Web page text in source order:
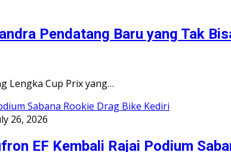
Pendatang Baru yang Tak
Lengka Cup Prix yang…
26, 2026
EF Kembali Rajai Podium